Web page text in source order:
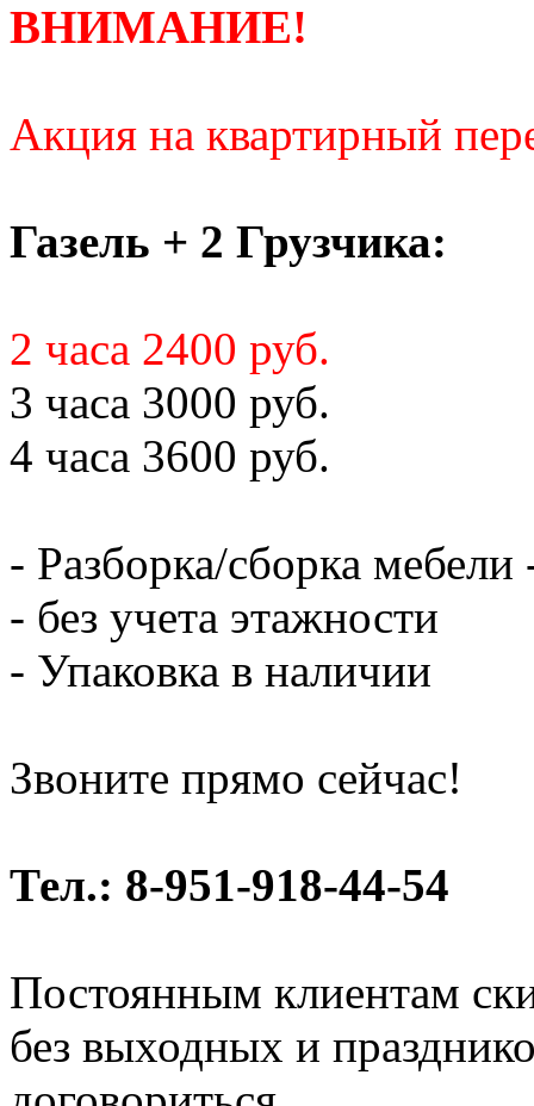
ВНИМАНИЕ!
Акция на квартирный
Газель + 2 Грузчика:
2 часа 2400 руб.
3 часа 3000 руб.
4 часа 3600 руб.
- Разборка/сборка мебели
- без учета этажности
- Упаковка в наличии
Звоните прямо сейчас!
Тел.: 8-951-918-44-54
Постоянным клиентам
без выходных и